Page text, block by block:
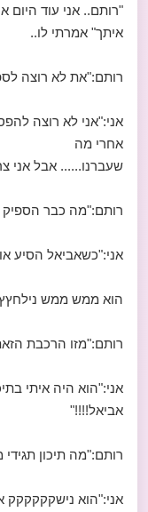
"רותם.. אני עוד היום
איתך" אמרתי לו..
רותם:"את לא רוצה
אני:"אני לא רוצה
אחרי מה
שעברנו...... אבל אני
רותם:"מה כבר הספיק
אני:"כשאביאל הסיע
הוא ממש ממש
רותם:"מזו הרכבת
אני:"הוא היה איתי
אביאל!!!!"
רותם:"מה תיכון
אני:"הוא נישקקקקקק